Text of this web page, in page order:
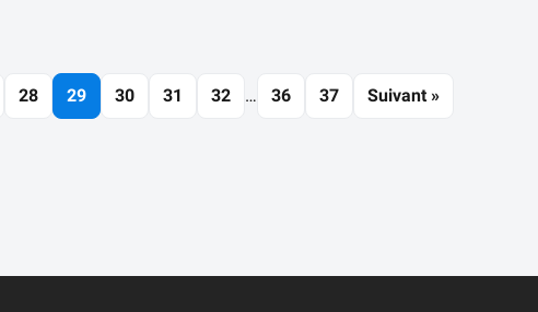
28 29 30 31 32 … 36 37 Suivant »